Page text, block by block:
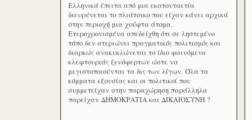
Ελληνικά έπειτα από μια εκατονταετία
διευρύνεται το πλιάτσικο που είχαν κάνει αρχικά
στην περιοχή μια χούφτα άτομα.
Ετεροχρονισμένα απεδείχθη ότι σε ληστεμένο
τόπο δεν στεριώνει πραγματικός πολιτισμός και
διαρκώς ανακυκλώνεται το ίδιο φαινόμενο
κλεφτουριάς ξενόφερτων ώστε να
μεγιστοποιούνται τα δις των λίγων. Όλα τα
κόμματα εξουσίας και οι πολιτικοί που
συμμετείχαν στην παραχώρηση παράλληλα
παρείχαν ΔΗΜΟΚΡΑΤΙΑ και ΔΙΚΑΙΟΣΥΝΗ ?